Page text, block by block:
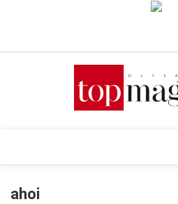
Verkaufsstellen
Top Gesundheitsforum Dresden
ahoi